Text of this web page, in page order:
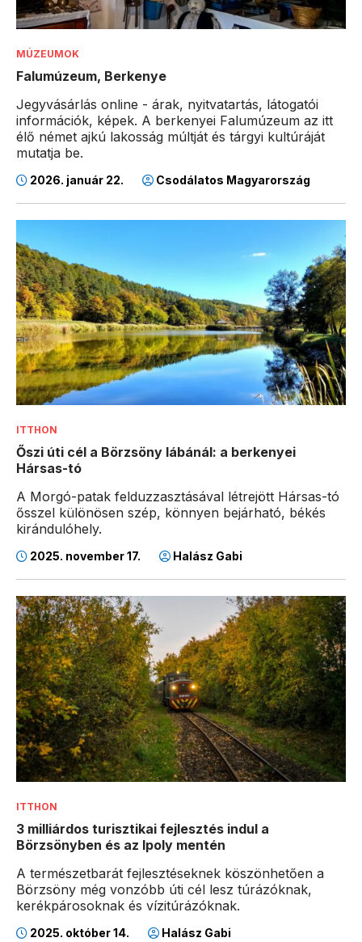
MÚZEUMOK
Falumúzeum, Berkenye
Jegyvásárlás online - árak, nyitvatartás, látogatói
információk, képek. A berkenyei Falumúzeum az itt
élő német ajkú lakosság múltját és tárgyi kultúráját
mutatja be.
2026. január 22. Csodálatos Magyarország
ITTHON
Őszi úti cél a Börzsöny lábánál: a berkenyei
Hársas-tó
A Morgó-patak felduzzasztásával létrejött Hársas-tó
ősszel különösen szép, könnyen bejárható, békés
kirándulóhely.
2025. november 17. Halász Gabi
ITTHON
3 milliárdos turisztikai fejlesztés indul a
Börzsönyben és az Ipoly mentén
A természetbarát fejlesztéseknek köszönhetően a
Börzsöny még vonzóbb úti cél lesz túrázóknak,
kerékpárosoknak és vízitúrázóknak.
2025. október 14. Halász Gabi